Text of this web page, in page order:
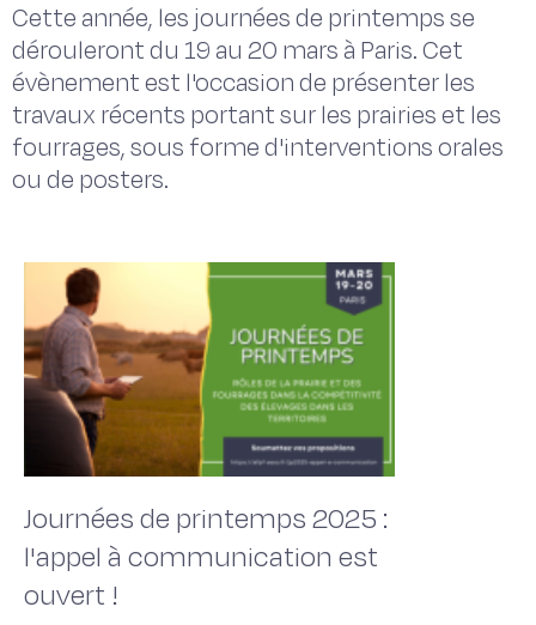
Cette année, les journées de printemps se
dérouleront du 19 au 20 mars à Paris. Cet
évènement est l'occasion de présenter les
travaux récents portant sur les prairies et les
fourrages, sous forme d'interventions orales
ou de posters.
Journées de printemps 2025 :
l'appel à communication est
ouvert !